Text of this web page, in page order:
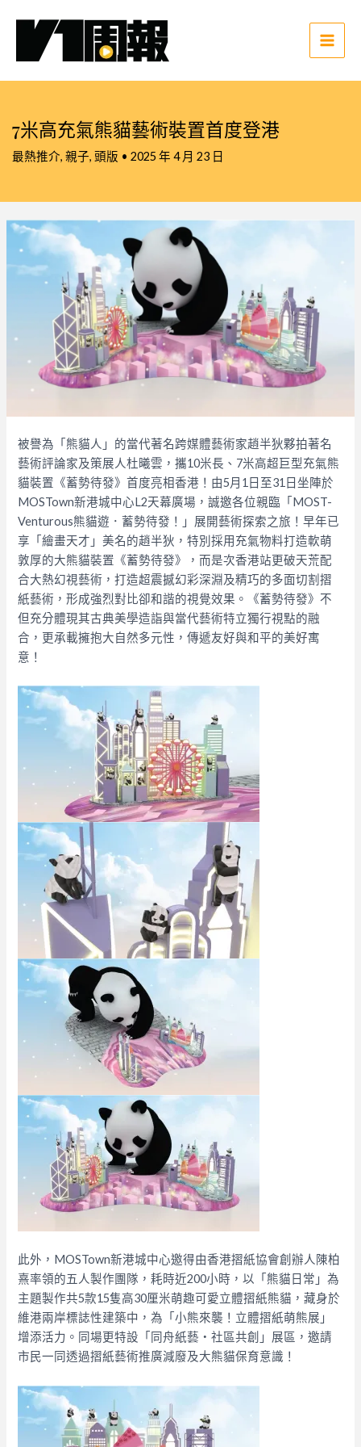
Main
7米高充氣熊貓藝術裝置首度登港
最熱推介, 親子, 頭版 • 2025 年 4 月 23 日
被譽為「熊貓人」的當代著名跨媒體藝術家趙半狄夥拍著名
藝術評論家及策展人杜曦雲，攜10米長、7米高超巨型充氣熊
貓裝置《蓄勢待發》首度亮相香港！由5月1日至31日坐陣於
MOSTown新港城中心L2天幕廣場，誠邀各位親臨「MOST-
Venturous熊貓遊．蓄勢待發！」展開藝術探索之旅！早年已
享「繪畫天才」美名的趙半狄，特別採用充氣物料打造軟萌
敦厚的大熊貓裝置《蓄勢待發》，而是次香港站更破天荒配
合大熱幻視藝術，打造超震撼幻彩深淵及精巧的多面切割摺
紙藝術，形成強烈對比卻和諧的視覺效果。《蓄勢待發》不
但充分體現其古典美學造詣與當代藝術特立獨行視點的融
合，更承載擁抱大自然多元性，傳遞友好與和平的美好寓
意！
此外，MOSTown新港城中心邀得由香港摺紙協會創辦人陳柏
熹率領的五人製作團隊，耗時近200小時，以「熊貓日常」為
主題製作共5款15隻高30厘米萌趣可愛立體摺紙熊貓，藏身於
維港兩岸標誌性建築中，為「小熊來襲！立體摺紙萌熊展」
增添活力。同場更特設「同舟紙藝・社區共創」展區，邀請
市民一同透過摺紙藝術推廣減廢及大熊貓保育意識！